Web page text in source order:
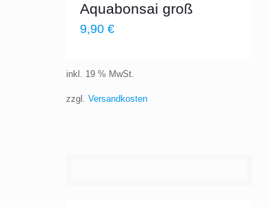
Aquabonsai groß
9,90 €
inkl. 19 % MwSt.
zzgl. Versandkosten